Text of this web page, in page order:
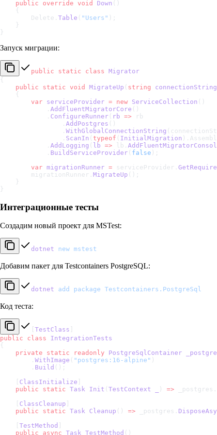
    public
override void Down ()
    {
        Delete.
Table ( "Users" );
    }
}
Запуск миграции:
public static class Migrator
{
    public
static void MigrateUp ( string connectionString
    {
        var
serviceProvider = new ServiceCollection ()
            .
AddFluentMigratorCore ()
            .
ConfigureRunner ( rb => rb
                .
AddPostgres ()
                .
WithGlobalConnectionString
                .
ScanIn ( typeof ( InitialMigration
            .
AddLogging ( lb => lb.
            .
BuildServiceProvider ( false );
        var
migrationRunner = serviceProvider.
        migrationRunner.
MigrateUp ();
    }
}
Интеграционные тесты
Создадим новый проект для MSTest:
dotnet new mstest
Добавим пакет для Testcontainers PostgreSQL:
dotnet add package Testcontainers.PostgreSql
Код теста:
TestClass
public class IntegrationTests
{
    private
static readonly PostgreSqlContainer
        .
WithImage ( "postgres:16-alpine" )
        .
Build ();
ClassInitialize
    public
static Task Init ( TestContext ) => _postgres.
ClassCleanup
    public
static Task Cleanup () => _postgres.
TestMethod
    public
async Task TestMethod ()